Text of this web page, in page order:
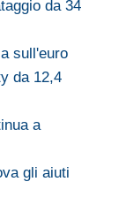
da 34
sull'euro
da 12,4
a
gli aiuti